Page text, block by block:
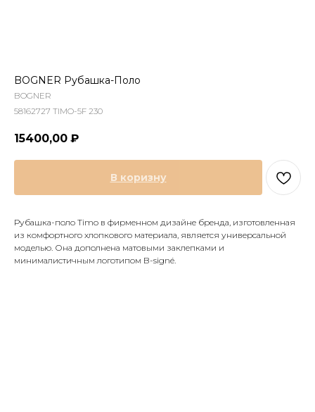
BOGNER Рубашка-Поло
BOGNER
58162727 TIMO-5F 230
15400,00 ₽
В коризну
Рубашка-поло Timo в фирменном дизайне бренда, изготовленная
из комфортного хлопкового материала, является универсальной
моделью. Она дополнена матовыми заклепками и
минималистичным логотипом B-signé.